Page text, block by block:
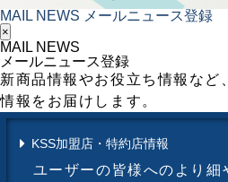
MAIL NEWS メールニュース登録
×
MAIL NEWS
メールニュース登録
新商品情報やお役立ち情報など
情報をお届けします。
KSS加盟店・特約店情報
ユーザーの皆様へのより細